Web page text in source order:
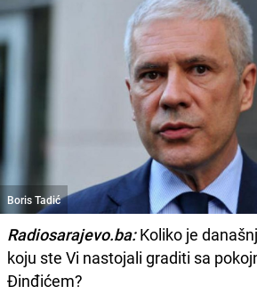
Boris Tadić
Radiosarajevo.ba: Koliko je
koju ste Vi nastojali graditi sa
Đinđićem?